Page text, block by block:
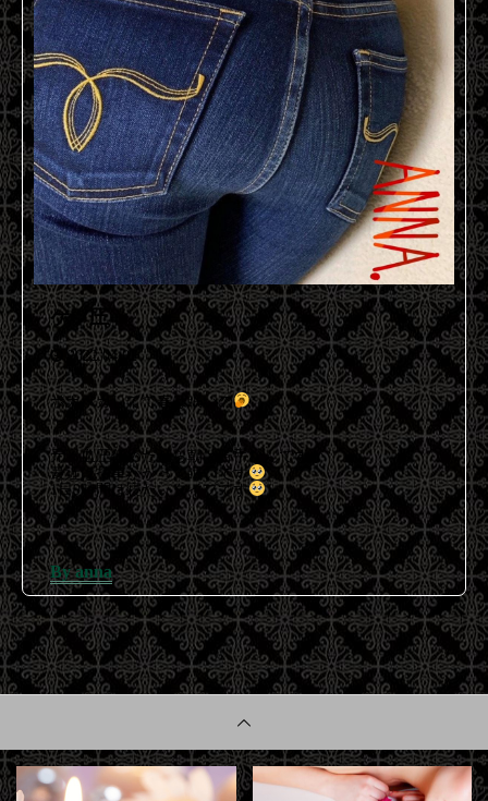
ケツ圧
2022.04.02
ポカポカしてて春は眠いの
元々血圧低めだから朝は苦手なんですが
最近は拍車かかって眠いです
♡
1日9時間は寝たいタイプです
By anna